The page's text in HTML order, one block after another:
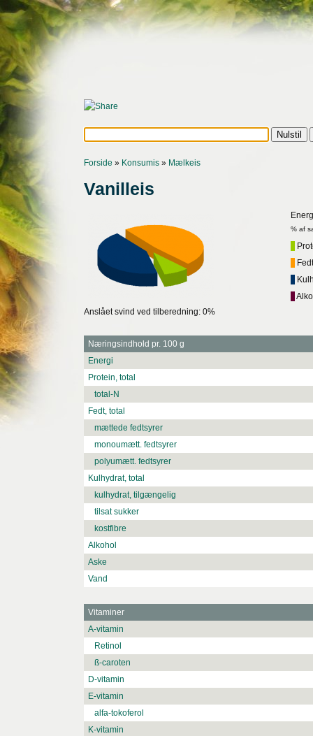
Forside » Konsumis » Mælkeis
Vanilleis
% af
Anslået svind ved tilberedning: 0%
Næringsindhold pr. 100 g
Energi
Protein, total
total-N
Fedt, total
mættede fedtsyrer
monoumætt. fedtsyrer
polyumætt. fedtsyrer
Kulhydrat, total
kulhydrat, tilgængelig
tilsat sukker
kostfibre
Alkohol
Aske
Vand
Vitaminer
A-vitamin
Retinol
ß-caroten
D-vitamin
E-vitamin
alfa-tokoferol
K-vitamin